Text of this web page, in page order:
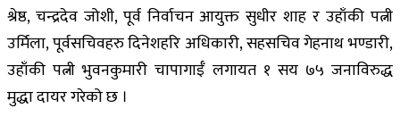
श्रेष्ठ, चन्द्रदेव जोशी, पूर्व निर्वाचन आयुक्त सुधीर शाह र उहाँकी पत्नी
उर्मिला, पूर्वसचिवहरु दिनेशहरि अधिकारी, सहसचिव गेहनाथ भण्डारी,
उहाँकी पत्नी भुवनकुमारी चापागाईँ लगायत १ सय ७५ जनाविरुद्ध
मुद्धा दायर गरेको छ ।